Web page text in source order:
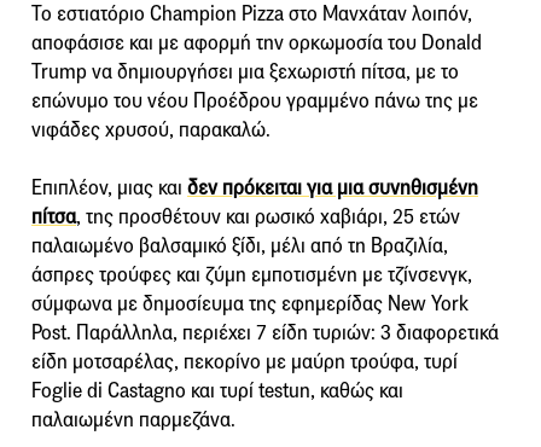
Το εστιατόριο Champion Pizza στο Μανχάταν λοιπόν,
αποφάσισε και με αφορμή την ορκωμοσία του Donald
Trump να δημιουργήσει μια ξεχωριστή πίτσα, με το
επώνυμο του νέου Προέδρου γραμμένο πάνω της με
νιφάδες χρυσού, παρακαλώ.
Επιπλέον, μιας και δεν πρόκειται για μια συνηθισμένη
πίτσα, της προσθέτουν και ρωσικό χαβιάρι, 25 ετών
παλαιωμένο βαλσαμικό ξίδι, μέλι από τη Βραζιλία,
άσπρες τρούφες και ζύμη εμποτισμένη με τζίνσενγκ,
σύμφωνα με δημοσίευμα της εφημερίδας New York
Post. Παράλληλα, περιέχει 7 είδη τυριών: 3 διαφορετικά
είδη μοτσαρέλας, πεκορίνο με μαύρη τρούφα, τυρί
Foglie di Castagno και τυρί testun, καθώς και
παλαιωμένη παρμεζάνα.